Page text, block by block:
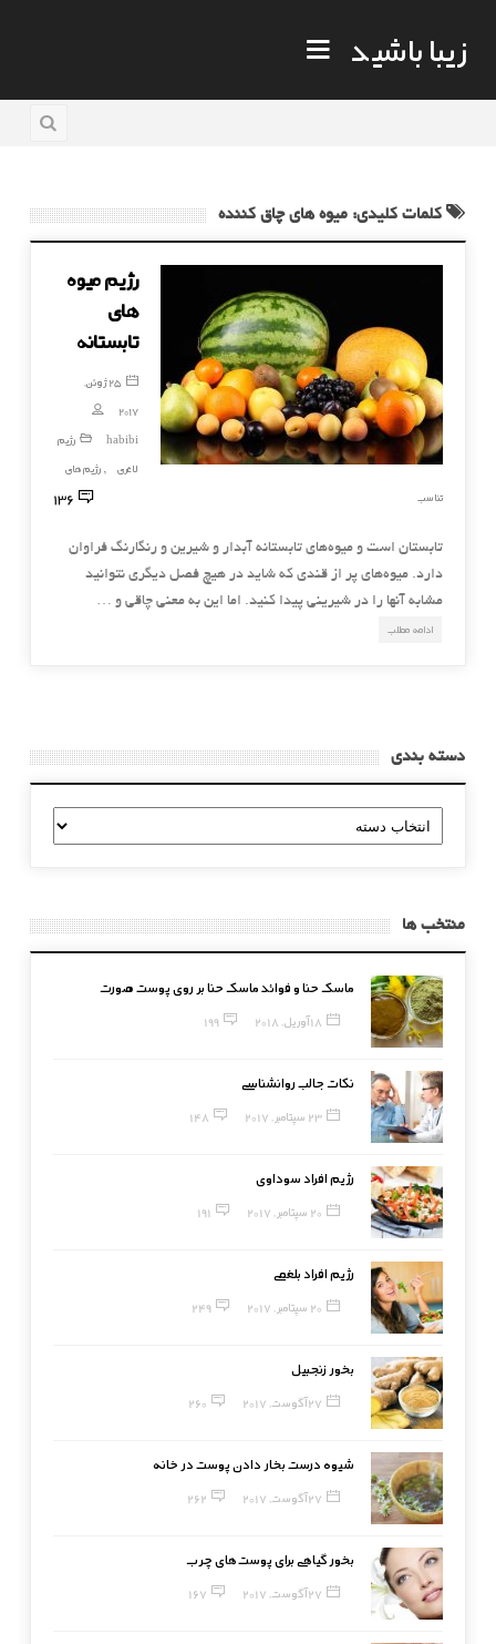
زیبا باشید
کلمات کلیدی: میوه های چاق کننده
رژیم میوه
های
تابستانه
25 ژوئن,
2017
habibi
رژیم
لاغری
, رژیم های
تناسب
136
تابستان است و میوه‌های تابستانه آبدار و شیرین و رنگارنگ فراوان
دارد. میوه‌های پر از قندی که شاید در هیچ فصل دیگری نتوانید
مشابه آنها را در شیرینی پیدا کنید. اما این به معنی چاقی و …
ادامه مطلب
دسته بندی
دسته
بندی
منتخب ها
ماسک حنا و فوائد ماسک حنا بر روی پوست صورت
18 آوریل, 2018 199
نکات جالب روانشناسی
23 سپتامبر, 2017 148
رژیم افراد سوداوی
20 سپتامبر, 2017 191
رژیم افراد بلغمی
20 سپتامبر, 2017 249
بخور زنجبیل
27 آگوست, 2017 260
شیوه درست بخار دادن پوست در خانه
27 آگوست, 2017 262
بخور گیاهی برای پوست‌های چرب
27 آگوست, 2017 167